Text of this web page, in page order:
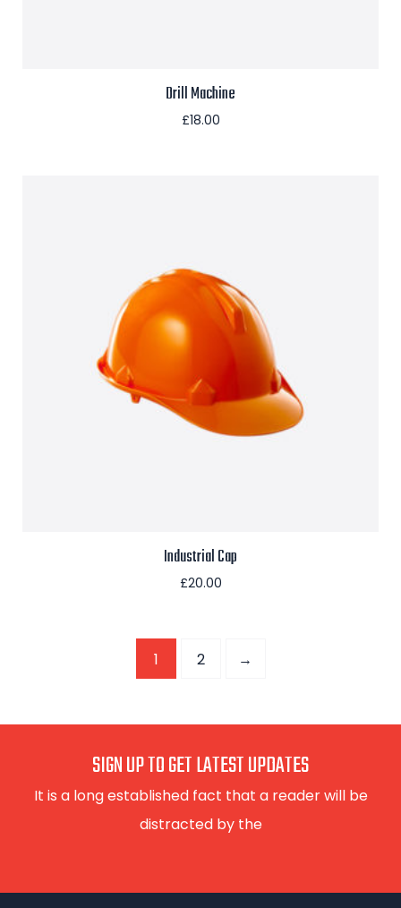
Drill Machine
£18.00
Industrial Cap
£20.00
1 2 →
SIGN UP TO GET LATEST UPDATES
It is a long established fact that a reader will be
distracted by the